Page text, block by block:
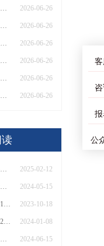
浙江幼儿园教师资格证如何报名 2026官网网址是哪个 2026-06-26
广东2026幼儿园教师资格证官网网址（+流程） 2026-06-26
幼儿园教师资格证官网网址是什么？怎么考 2026-06-26
2026幼儿园教师资格证报考条件+入口 2026-06-26
谁能报考？幼儿教师资格证报考条件是什么？ 2026-06-26
懂？2026幼儿教师资格证报考条件就三项！ 2026-06-26
中职分流！2025年威海中职教师资格证值得报吗 2025-02-12
市场营销专业能不能考小学教资？去哪里报名 2024-05-15
广东省教师资格证没满18岁可以报名吗？ 2023-10-18
【河源市】新教师法2024规定什么学历能考教资？ 2024-01-08
广东教资认定时间2024上半年公布！ 2024-06-15
公